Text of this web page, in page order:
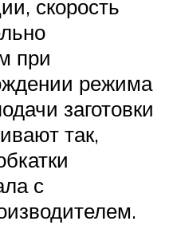
скорость
при
режима
заготовки
так,
с